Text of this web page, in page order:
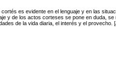
es evidente en el lenguaje y en las
y de los actos corteses se pone en duda,
de la vida diaria, el interés y el provecho.